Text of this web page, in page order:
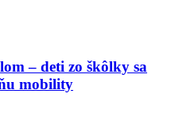
– deti zo škôlky sa
mobility